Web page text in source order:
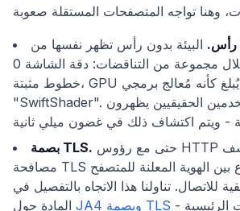
رأس. البيئة بدون رأس تظهر نفسها من
خلال مجموعة من التناقضات: دقة الشاشة 0x0، عدم وجود
خطوط مثبتة، GPU الذي يُبلغ كأنه مُعالج برمجي
"SwiftShader". لا يبدو أن المستخدمين الحقيقيين يظهرون
بصمة TLS.
مصافحة TLS عن انقطاع بين الهوية المعلنة للمتصفح
للاتصال. تناولنا هذا الاتجاه بالتفصيل في
JA4 وبصمة TLS - اليوم، هذا أحد الأدوات الرئيسية